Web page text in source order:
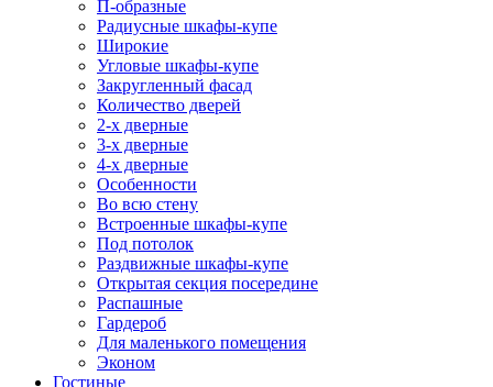
П-образные
Радиусные шкафы-купе
Широкие
Угловые шкафы-купе
Закругленный фасад
Количество дверей
2-х дверные
3-х дверные
4-х дверные
Особенности
Во всю стену
Встроенные шкафы-купе
Под потолок
Раздвижные шкафы-купе
Открытая секция посередине
Распашные
Гардероб
Для маленького помещения
Эконом
Гостиные